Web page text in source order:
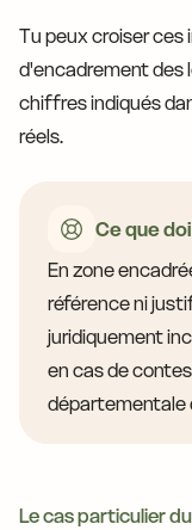
Tu peux croiser ces
d'encadrement des
chiffres indiqués
réels.
Ce que
En zone
référence ni
juridiquement
en cas de
départementale
Le cas particulier